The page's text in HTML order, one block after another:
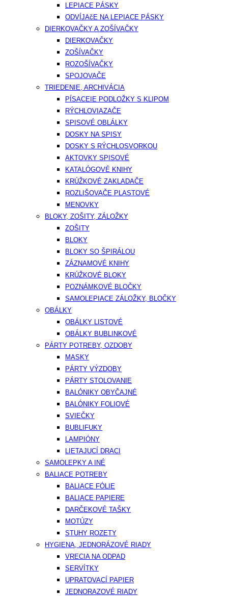
LEPIACE PÁSKY
ODVÍJAčE NA LEPIACE PÁSKY
DIERKOVAČKY A ZOŠÍVAČKY
DIERKOVAČKY
ZOŠÍVAČKY
ROZOŠÍVAČKY
SPOJOVAČE
TRIEDENIE, ARCHIVÁCIA
PÍSACEIE PODLOŽKY S KLIPOM
RÝCHLOVIAZAČE
SPISOVÉ OBLÁLKY
DOSKY NA SPISY
DOSKY S RÝCHLOSVORKOU
AKTOVKY SPISOVÉ
KATALÓGOVÉ KNIHY
KRÚŽKOVÉ ZAKLADAČE
ROZLIŠOVAČE PLASTOVÉ
MENOVKY
BLOKY, ZOŠITY, ZÁLOŽKY
ZOŠITY
BLOKY
BLOKY SO ŠPIRÁLOU
ZÁZNAMOVÉ KNIHY
KRÚŽKOVÉ BLOKY
POZNÁMKOVÉ BLOČKY
SAMOLEPIACE ZÁLOŽKY, BLOČKY
OBÁLKY
OBÁLKY LISTOVÉ
OBÁLKY BUBLINKOVÉ
PÁRTY POTREBY, OZDOBY
MASKY
PÁRTY VÝZDOBY
PÁRTY STOLOVANIE
BALÓNIKY OBYČAJNÉ
BALÓNIKY FOLIOVÉ
SVIEČKY
BUBLIFUKY
LAMPIÓNY
LIETAJUCÍ DRACI
SAMOLEPKY A INÉ
BALIACE POTREBY
BALIACE FÓLIE
BALIACE PAPIERE
DARČEKOVÉ TAŠKY
MOTÚZY
STUHY ROZETY
HYGIENA, JEDNORÁZOVÉ RIADY
VRECIA NA ODPAD
SERVÍTKY
UPRATOVACÍ PAPIER
JEDNORAZOVÉ RIADY